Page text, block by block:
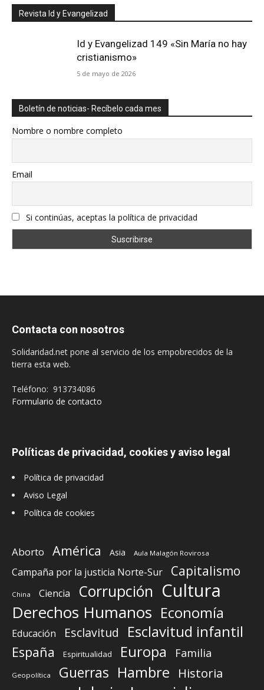
Revista Id y Evangelizad
Id y Evangelizad 149 «Sin María no hay
cristianismo»
5 de mayo de 2026
Boletín de noticias- Recíbelo cada mes
Nombre o nombre completo
Email
Si continúas, aceptas la política de privacidad
Contacta con nosotros
Solidaridad.net pone al servicio de los empobrecidos de la
tierra esta web.
Teléfono: 913734086
Formulario de contacto
Políticas de privacidad, cookies y aviso legal
Política de privacidad
Aviso Legal
Política de cookies
Aborto América Asia Aula Malagón Rovirosa
Campaña por la justicia Norte-Sur Capitalismo
China Ciencia Corrupción Cultura
Derechos Humanos Economía
Educación Esclavitud Esclavitud infantil
España Espiritualidad Europa Familia
Geopolítica Guerras Hambre Historia